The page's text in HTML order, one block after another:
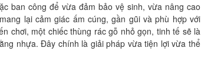
ban công để vừa đảm bảo vệ sinh, vừa nâng cao
lại cảm giác ấm cúng, gần gũi và phù hợp với
chơi, một chiếc thùng rác gỗ nhỏ gọn, tinh tế sẽ là
nhựa. Đây chính là giải pháp vừa tiện lợi vừa thể